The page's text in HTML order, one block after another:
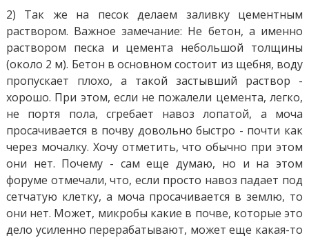
2) Так же на песок делаем заливку цементным
раствором. Важное замечание: Не бетон, а именно
раствором песка и цемента небольшой толщины
(около 2 м). Бетон в основном состоит из щебня, воду
пропускает плохо, а такой застывший раствор -
хорошо. При этом, если не пожалели цемента, легко,
не портя пола, сгребает навоз лопатой, а моча
просачивается в почву довольно быстро - почти как
через мочалку. Хочу отметить, что обычно при этом
они нет. Почему - сам еще думаю, но и на этом
форуме отмечали, что, если просто навоз падает под
сетчатую клетку, а моча просачивается в землю, то
они нет. Может, микробы какие в почве, которые это
дело усиленно перерабатывают, может еще какая-то